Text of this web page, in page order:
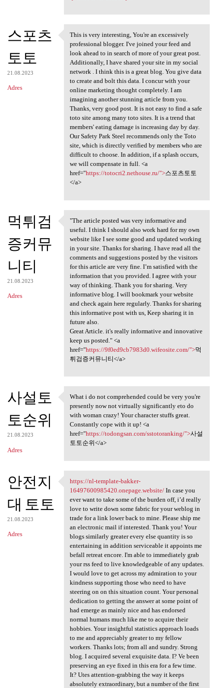
스포츠
토토
21.08.2023
Adres
This is very interesting, You
This is very interesting, You're an excessively
professional blogger. I've joined your feed and
look ahead to in search of more of your great post.
Additionally, I have shared your site in my social
network . I think this is a great blog. You give data
to create and bolt this data. I concur with your
online marketing thought completely. I am
imagining another stunning article from you.
Thanks, very good post. It is not easy to find a safe
toto site among many toto sites. It is a trend that
members' eating damage is increasing day by day.
Our Safety Park Steel recommends only the Toto
site, which is directly verified by members who are
difficult to choose. In addition, if a splash occurs,
we will compensate in full. <a
href="https://totocri2.nethouse.ru/">스포츠토토
</a>
먹튀검
증커뮤
니티
21.08.2023
Adres
"The article posted was very
"The article posted was very informative and
useful. I think I should also work hard for my own
website like I see some good and updated working
in your site. Thanks for sharing. I have read all the
comments and suggestions posted by the visitors
for this article are very fine. I’m satisfied with the
information that you provided. I agree with your
way of thinking. Thank you for sharing. Very
informative blog. I will bookmark your website
and check again here regularly. Thanks for sharing
this informative post with us, Keep sharing it in
future also.
Great Article. it's really informative and innovative
keep us posted." <a
href="https://9f0ed9cb7983d0.wifeosite.com/">먹
튀검증커뮤니티</a>
사설토
토순위
21.08.2023
Adres
What i do not comprehended
What i do not comprehended could be very you're
presently now not virtually significantly eto do
with woman crazy! Your character stuffs great.
Constantly cope with it up! <a
href="https://todongsan.com/sstotoranking/">사설
토토순위</a>
안전지
대 토토
21.08.2023
Adres
https://nl-template-bakker
https://nl-template-bakker-
16497600985420.onepage.website/In case you
ever want to take some of the burden off, i’d really
love to write down some fabric for your weblog in
trade for a link lower back to mine. Please ship me
an electronic mail if interested. Thank you! Your
blogs similarly greater every else quantity is so
entertaining in addition serviceable it appoints me
befall retreat encore. I'm able to immediately grab
your rss feed to live knowledgeable of any updates.
I would love to get across my admiration to your
kindness supporting those who need to have
steering on on this situation count. Your personal
dedication to getting the answer at some point of
had emerge as mainly nice and has endorsed
normal humans much like me to acquire their
hobbies. Your insightful statistics approach loads
to me and appreciably greater to my fellow
workers. Thanks lots; from all and sundry. Strong
blog. I acquired several exquisite data. I? Ve been
preserving an eye fixed in this era for a few time.
It? Utes attention-grabbing the way it keeps
absolutely extraordinary, but a number of the first